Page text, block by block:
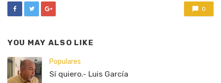
0
YOU MAY ALSO LIKE
Populares
Sí quiero.- Luis García